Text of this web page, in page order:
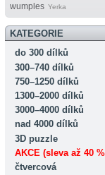
wumples Yerka
KATEGORIE
do 300 dílků
300–740 dílků
750–1250 dílků
1300–2000 dílků
3000–4000 dílků
nad 4000 dílků
3D puzzle
AKCE (sleva až 40
čtvercová